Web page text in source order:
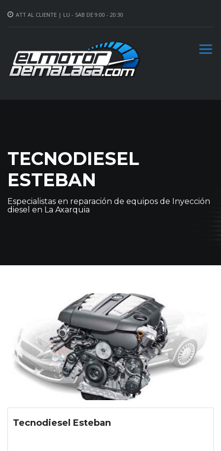
ATT AL CLIENTE | LU - SAB DE 9:00 - 20:30
TECNODIESEL
ESTEBAN
Especialistas en reparación de equipos de Inyección
diesel en La Axarquia
Tecnodiesel Esteban